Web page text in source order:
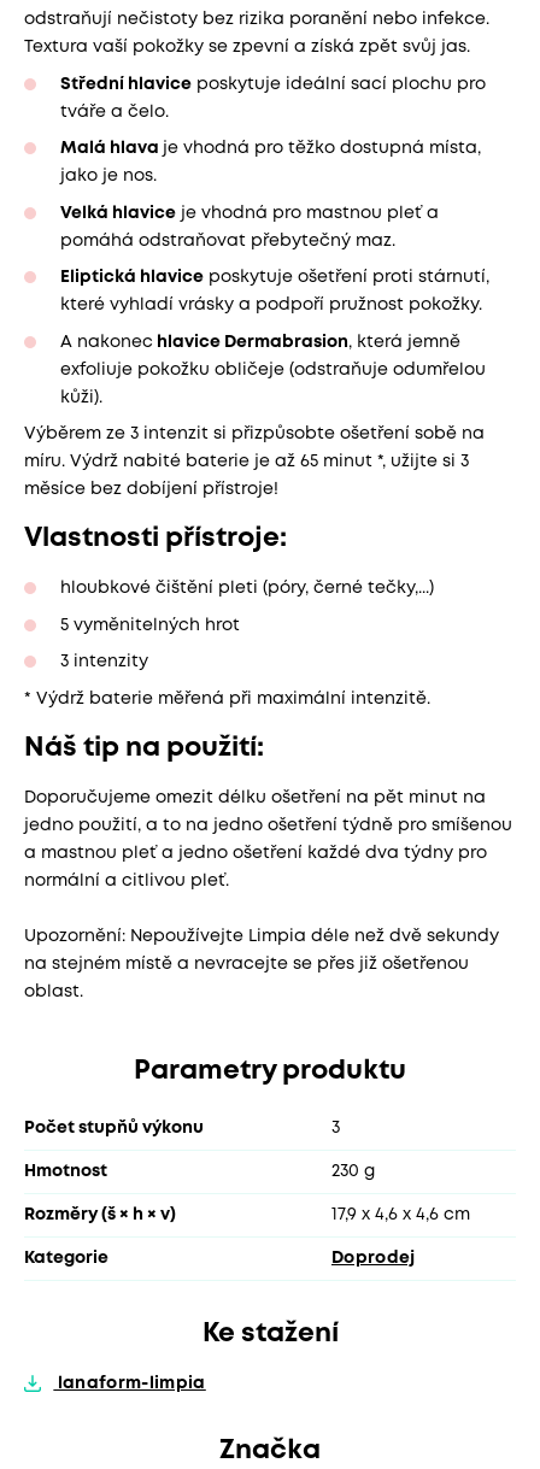
odstraňují nečistoty bez rizika poranění nebo infekce.
Textura vaší pokožky se zpevní a získá zpět svůj jas.
Střední hlavice poskytuje ideální sací plochu pro
tváře a čelo.
Malá hlava je vhodná pro těžko dostupná místa,
jako je nos.
Velká hlavice je vhodná pro mastnou pleť a
pomáhá odstraňovat přebytečný maz.
Eliptická hlavice poskytuje ošetření proti stárnutí,
které vyhladí vrásky a podpoří pružnost pokožky.
A nakonec hlavice Dermabrasion, která jemně
exfoliuje pokožku obličeje (odstraňuje odumřelou
kůži).
Výběrem ze 3 intenzit si přizpůsobte ošetření sobě na
míru. Výdrž nabité baterie je až 65 minut *, užijte si 3
měsíce bez dobíjení přístroje!
Vlastnosti přístroje:
hloubkové čištění pleti (póry, černé tečky,...)
5 vyměnitelných hrot
3 intenzity
* Výdrž baterie měřená při maximální intenzitě.
Náš tip na použití:
Doporučujeme omezit délku ošetření na pět minut na
jedno použití, a to na jedno ošetření týdně pro smíšenou
a mastnou pleť a jedno ošetření každé dva týdny pro
normální a citlivou pleť.
Upozornění: Nepoužívejte Limpia déle než dvě sekundy
na stejném místě a nevracejte se přes již ošetřenou
oblast.
Parametry produktu
Počet stupňů výkonu 3
Hmotnost 230 g
Rozměry (š × h × v) 17,9 x 4,6 x 4,6 cm
Kategorie Doprodej
Ke stažení
lanaform-limpia
Značka